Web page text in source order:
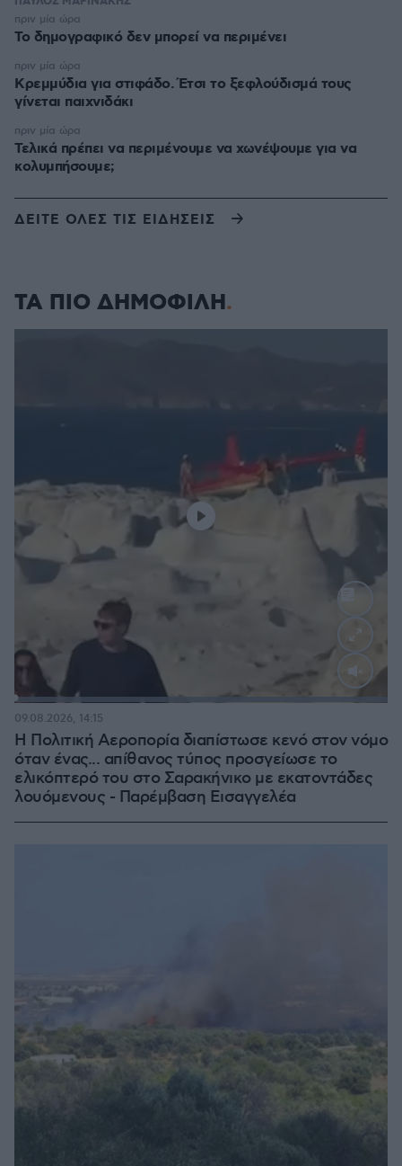
Το δημογραφικό δεν μπορεί να περιμένει
πριν μία ώρα
Κρεμμύδια για στιφάδο. Έτσι το ξεφλούδισμά τους
γίνεται παιχνιδάκι
πριν μία ώρα
Τελικά πρέπει να περιμένουμε να χωνέψουμε για να
κολυμπήσουμε;
πριν μία ώρα
ΔΕΙΤΕ ΟΛΕΣ ΤΙΣ ΕΙΔΗΣΕΙΣ
ΤΑ ΠΙΟ ΔΗΜΟΦΙΛΗ
:
Η Πολιτική Αεροπορία διαπίστωσε κενό στον νόμο
όταν ένας... απίθανος τύπος προσγείωσε το
ελικόπτερό του στο Σαρακήνικο με εκατοντάδες
λουόμενους - Παρέμβαση Εισαγγελέα
09.08.2026, 14:15